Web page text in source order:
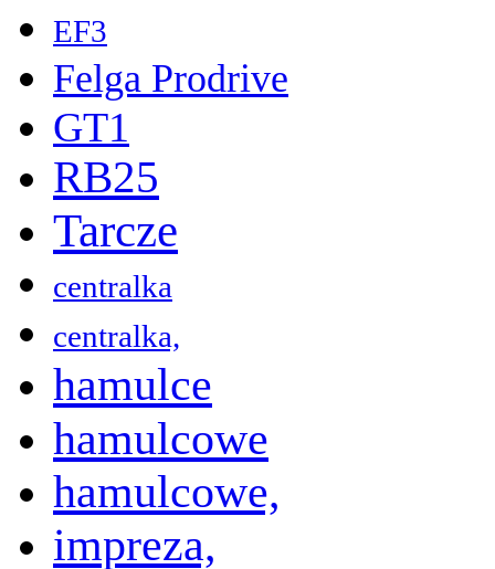
EF3
Felga Prodrive
GT1
RB25
Tarcze
centralka
centralka,
hamulce
hamulcowe
hamulcowe,
impreza,